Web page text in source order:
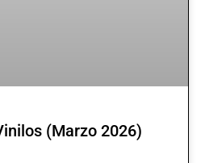
(Marzo 2026)